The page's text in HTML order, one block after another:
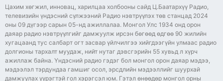
Цахим хөгжил, инновац, харилцаа холбооны сайд Ц.Баатархүү Радио,
телевизийн үндэсний сүлжээний Радио нэвтрүүлэх төв станцад 2024
оны 09 дүгээр сарын 05-нд ажиллалаа. Монгол Улс 1934 онд орон
даяар радио нэвтрүүлгийг дамжуулж ирсэн бөгөөд өдгөө 90 жилийн
хугацаанд тус салбарт огт засвар үйлчилгээ хийгдээгүйн улмаас радио
долгионы тархалт муудаж, нийт нутаг дэвсгэрийн 55 хувьд л хүрч
ажиллаж байна. Үндэсний радио гэдэг бол монгол орон даяар мэдээ,
мэдээлэл тэрдундаа гамшиг осол, эрсдлийн мэдээллийг шуурхай
дамжуулах үүрэгтэй гол хэрэгсэл юм. Гэтэл өнөөдөр монгол орны